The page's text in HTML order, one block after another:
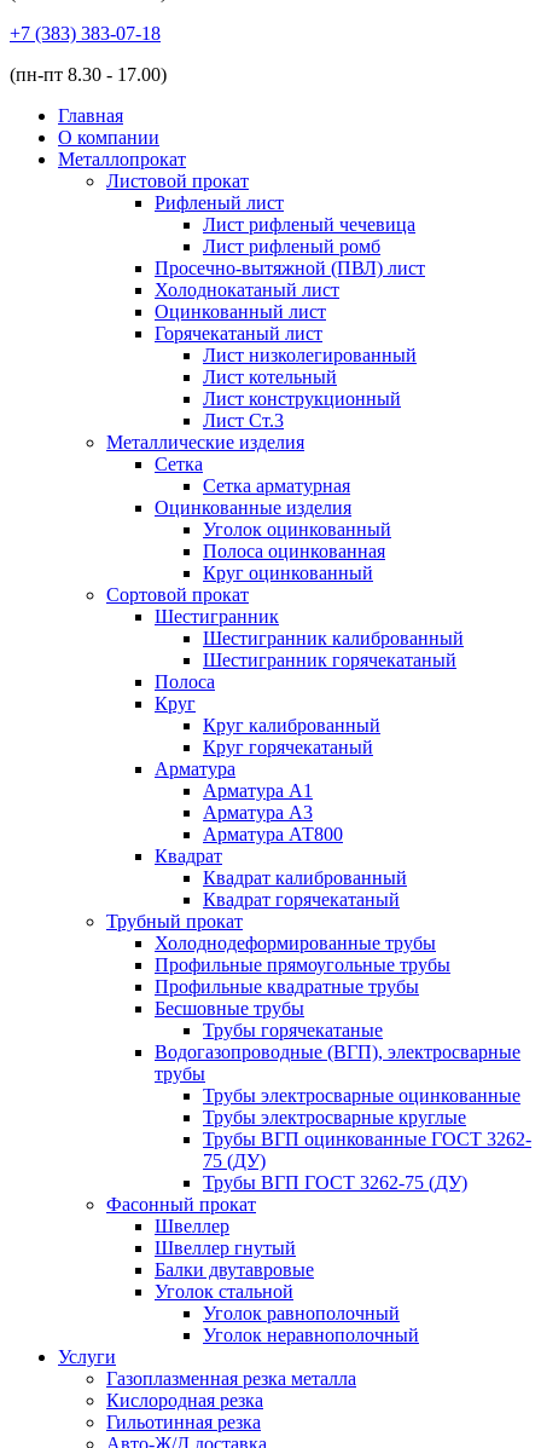
+7 (383) 383-07-18
(пн-пт 8.30 - 17.00)
Главная
О компании
Металлопрокат
Листовой прокат
Рифленый лист
Лист рифленый чечевица
Лист рифленый ромб
Просечно-вытяжной (ПВЛ) лист
Холоднокатаный лист
Оцинкованный лист
Горячекатаный лист
Лист низколегированный
Лист котельный
Лист конструкционный
Лист Ст.3
Металлические изделия
Сетка
Сетка арматурная
Оцинкованные изделия
Уголок оцинкованный
Полоса оцинкованная
Круг оцинкованный
Сортовой прокат
Шестигранник
Шестигранник калиброванный
Шестигранник горячекатаный
Полоса
Круг
Круг калиброванный
Круг горячекатаный
Арматура
Арматура А1
Арматура А3
Арматура АТ800
Квадрат
Квадрат калиброванный
Квадрат горячекатаный
Трубный прокат
Холоднодеформированные трубы
Профильные прямоугольные трубы
Профильные квадратные трубы
Бесшовные трубы
Трубы горячекатаные
Водогазопроводные (ВГП), электросварные
трубы
Трубы электросварные оцинкованные
Трубы электросварные круглые
Трубы ВГП оцинкованные ГОСТ 3262-
75 (ДУ)
Трубы ВГП ГОСТ 3262-75 (ДУ)
Фасонный прокат
Швеллер
Швеллер гнутый
Балки двутавровые
Уголок стальной
Уголок равнополочный
Уголок неравнополочный
Услуги
Газоплазменная резка металла
Кислородная резка
Гильотинная резка
Авто-Ж/Д доставка